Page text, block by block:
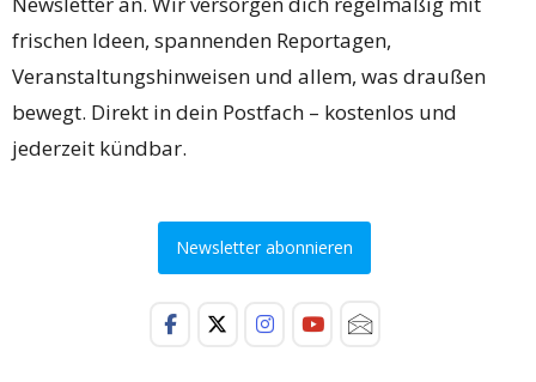
frischen Ideen, spannenden Reportagen,
Veranstaltungshinweisen und allem, was draußen
bewegt. Direkt in dein Postfach – kostenlos und
jederzeit kündbar.
Newsletter abonnieren